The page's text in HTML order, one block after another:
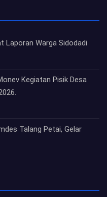
Laporan Warga Sidodadi
Kegiatan Pisik Desa
Talang Petai, Gelar